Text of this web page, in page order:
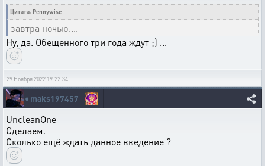
Цитата: Pennywise
завтра ночью....
Ну, да. Обещенного три года ждут ;) ...
29 Ноября 2022 19:22:34
♦️maks197457
UncleanOne
Сделаем.
Сколько ещё ждать данное введение ?